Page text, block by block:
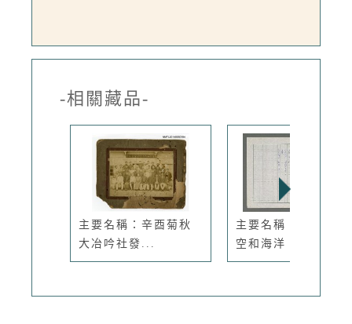
-相關藏品-
主要名稱：辛酉菊秋
大冶吟社發...
主要名稱：不變的天
空和海洋